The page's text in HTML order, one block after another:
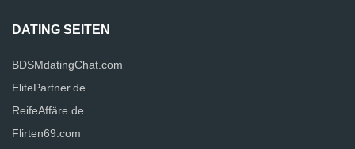
DATING SEITEN
BDSMdatingChat.com
ElitePartner.de
ReifeAffäre.de
Flirten69.com